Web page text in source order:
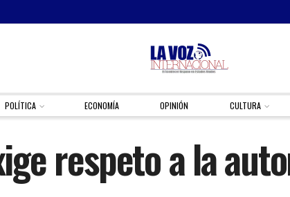
POLÍTICA ECONOMÍA OPINIÓN CULTURA
respeto a la